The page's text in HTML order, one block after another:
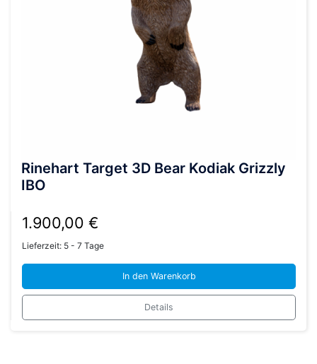
Rinehart Target 3D Bear Kodiak Grizzly
IBO
1.900,00 €
Lieferzeit: 5 - 7 Tage
In den Warenkorb
Details